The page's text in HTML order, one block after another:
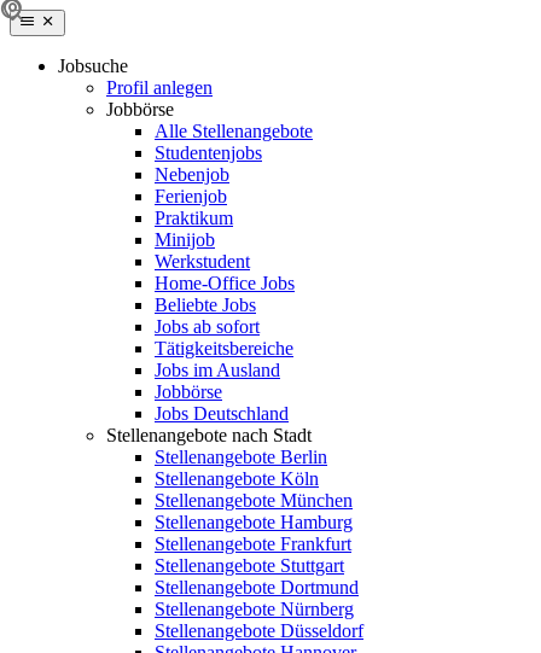
Jobsuche
Profil anlegen
Jobbörse
Alle Stellenangebote
Studentenjobs
Nebenjob
Ferienjob
Praktikum
Minijob
Werkstudent
Home-Office Jobs
Beliebte Jobs
Jobs ab sofort
Tätigkeitsbereiche
Jobs im Ausland
Jobbörse
Jobs Deutschland
Stellenangebote nach Stadt
Stellenangebote Berlin
Stellenangebote Köln
Stellenangebote München
Stellenangebote Hamburg
Stellenangebote Frankfurt
Stellenangebote Stuttgart
Stellenangebote Dortmund
Stellenangebote Nürnberg
Stellenangebote Düsseldorf